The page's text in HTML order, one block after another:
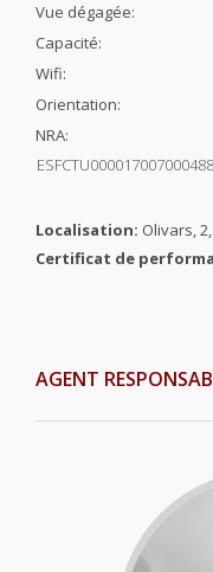
Vue dégagée:
Capacité:
Wifi:
Orientation:
NRA:
Localisation: Olivars,
Certificat de
AGENT